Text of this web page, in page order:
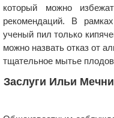
который можно
рекомендаций. В
ученый пил только
можно назвать отказ от
тщательное мытье
Заслуги Ильи